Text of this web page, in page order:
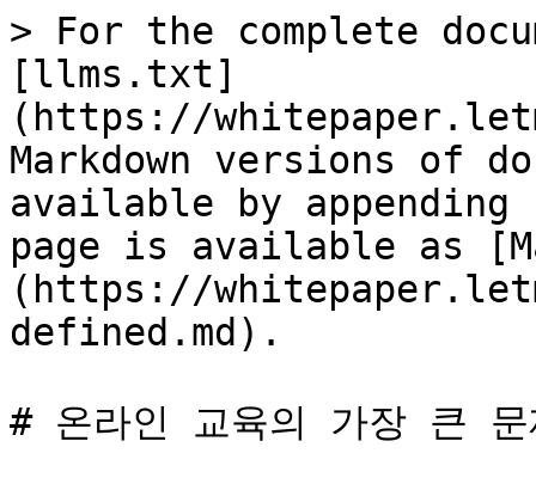
> For the complete
[llms.txt]
(https://
Markdown versions of
available by
page is available as
(https://
defined.md).
# 온라인 교육의 가장 큰 문